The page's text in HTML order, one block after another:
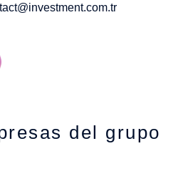
del grupo